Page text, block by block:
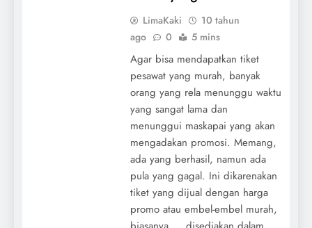
LimaKaki
10 tahun
ago
0 5 mins
Agar bisa mendapatkan tiket
pesawat yang murah, banyak
orang yang rela menunggu waktu
yang sangat lama dan
menunggui maskapai yang akan
mengadakan promosi. Memang,
ada yang berhasil, namun ada
pula yang gagal. Ini dikarenakan
tiket yang dijual dengan harga
promo atau embel-embel murah,